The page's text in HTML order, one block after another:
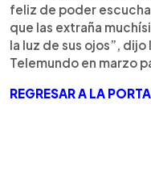
feliz de poder
que las extraña
la luz de sus ojos”,
Telemundo en marzo
REGRESAR A LA